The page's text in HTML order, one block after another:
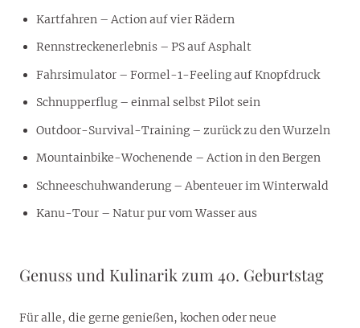
Kartfahren – Action auf vier Rädern
Rennstreckenerlebnis – PS auf Asphalt
Fahrsimulator – Formel-1-Feeling auf Knopfdruck
Schnupperflug – einmal selbst Pilot sein
Outdoor-Survival-Training – zurück zu den Wurzeln
Mountainbike-Wochenende – Action in den Bergen
Schneeschuhwanderung – Abenteuer im Winterwald
Kanu-Tour – Natur pur vom Wasser aus
Genuss und Kulinarik zum 40. Geburtstag
Für alle, die gerne genießen, kochen oder neue